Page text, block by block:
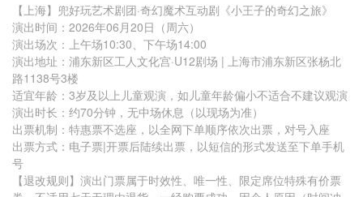
【上海】兜好玩艺术剧团·奇幻魔术互动剧《小王子的奇幻之旅》
演出时间：2026年06月20日（周六）
演出场次：上午场10:30、下午场14:00
演出地址：浦东新区工人文化宫·U12剧场 | 上海市浦东新区张杨北
路1138号3楼
适宜年龄：3岁及以上儿童观演，如儿童年龄偏小不适合不建议观演
演出时长：约70分钟，无中场休息（以现场为准）
出票机制：特惠票不选座，以全网下单顺序依次出票，对号入座
出票方式：电子票|开票后陆续出票，以短信的形式发送至下单手机
号
【退改规则】演出门票属于时效性、唯一性、限定席位特殊有价票